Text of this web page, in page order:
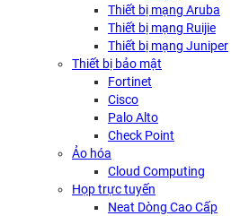
Thiết bị mạng Aruba
Thiết bị mạng Ruijie
Thiết bị mạng Juniper
Thiết bị bảo mật
Fortinet
Cisco
Palo Alto
Check Point
Ảo hóa
Cloud Computing
Họp trực tuyến
Neat Dòng Cao Cấp